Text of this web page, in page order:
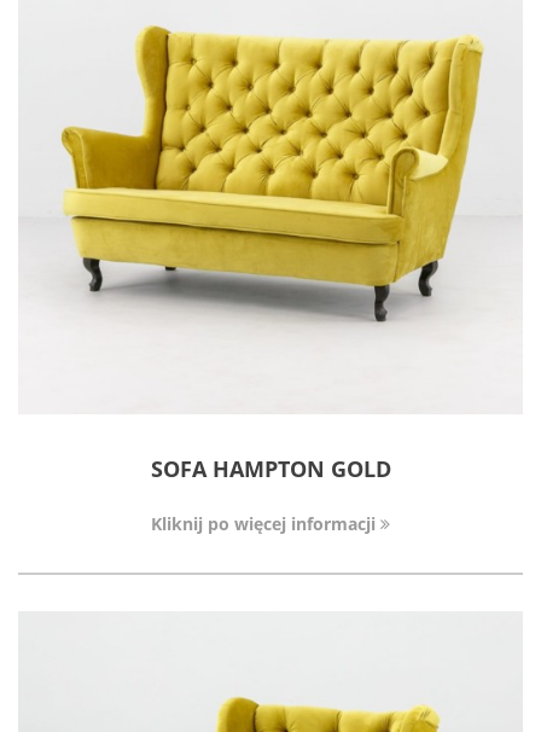
SOFA HAMPTON GOLD
Kliknij po więcej informacji